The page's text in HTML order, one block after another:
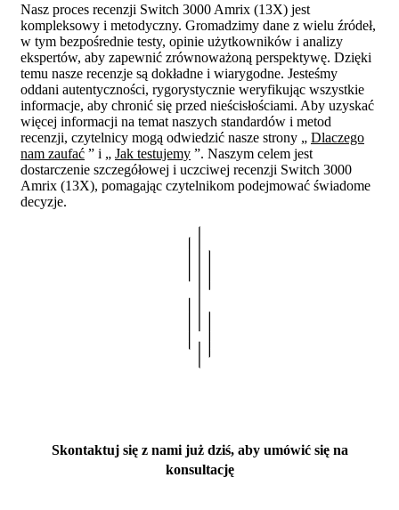
Nasz proces recenzji Switch 3000 Amrix (13X) jest
kompleksowy i metodyczny. Gromadzimy dane z wielu źródeł,
w tym bezpośrednie testy, opinie użytkowników i analizy
ekspertów, aby zapewnić zrównoważoną perspektywę. Dzięki
temu nasze recenzje są dokładne i wiarygodne. Jesteśmy
oddani autentyczności, rygorystycznie weryfikując wszystkie
informacje, aby chronić się przed nieścisłościami. Aby uzyskać
więcej informacji na temat naszych standardów i metod
recenzji, czytelnicy mogą odwiedzić nasze strony „ Dlaczego
nam zaufać ” i „ Jak testujemy ”. Naszym celem jest
dostarczenie szczegółowej i uczciwej recenzji Switch 3000
Amrix (13X), pomagając czytelnikom podejmować świadome
decyzje.
Skontaktuj się z nami już dziś, aby umówić się na
konsultację